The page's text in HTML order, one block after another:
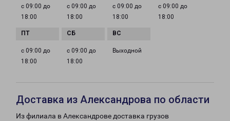
с 09:00 до
18:00
с 09:00 до
18:00
с 09:00 до
18:00
с 09:00 до
18:00
с 09:00 до
18:00
с 09:00 до
18:00
Выходной
Доставка из Александрова по области
Из филиала в Александрове доставка грузов